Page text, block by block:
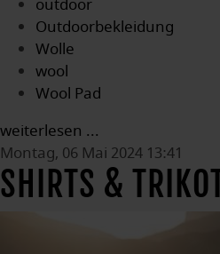
outdoor
Outdoorbekleidung
Wolle
wool
Wool Pad
weiterlesen ...
Montag, 06 Mai 2024 13:41
SHIRTS &